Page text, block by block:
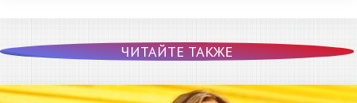
ЧИТАЙТЕ ТАКЖЕ